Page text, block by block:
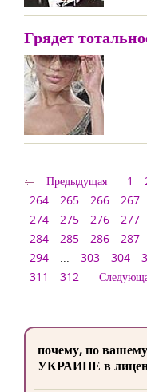
Грядет
Предыдущая 1
264
265 266 267
274
275 276 277
284
285 286 287
294
... 303 304
311
312
почему, по
УКРАИНЕ в